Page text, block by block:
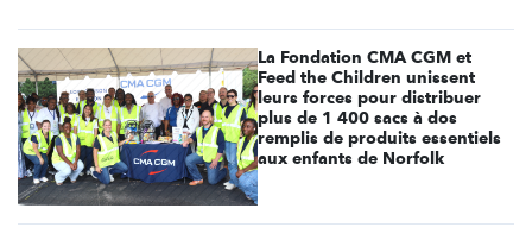
La Fondation CMA CGM et
Feed the Children unissent
leurs forces pour distribuer
plus de 1 400 sacs à dos
remplis de produits essentiels
aux enfants de Norfolk